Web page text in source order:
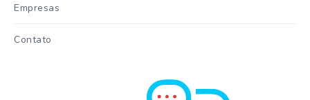
Empresas
Contato